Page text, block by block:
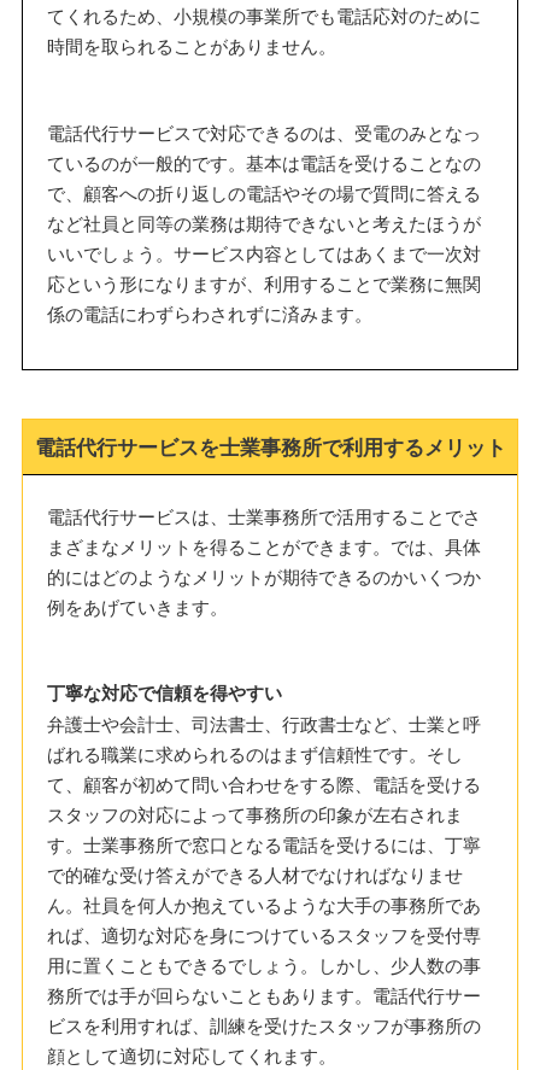
てくれるため、小規模の事業所でも電話応対のために
時間を取られることがありません。
電話代行サービスで対応できるのは、受電のみとなっ
ているのが一般的です。基本は電話を受けることなの
で、顧客への折り返しの電話やその場で質問に答える
など社員と同等の業務は期待できないと考えたほうが
いいでしょう。サービス内容としてはあくまで一次対
応という形になりますが、利用することで業務に無関
係の電話にわずらわされずに済みます。
電話代行サービスを士業事務所で利用するメリット
電話代行サービスは、士業事務所で活用することでさ
まざまなメリットを得ることができます。では、具体
的にはどのようなメリットが期待できるのかいくつか
例をあげていきます。
丁寧な対応で信頼を得やすい
弁護士や会計士、司法書士、行政書士など、士業と呼
ばれる職業に求められるのはまず信頼性です。そし
て、顧客が初めて問い合わせをする際、電話を受ける
スタッフの対応によって事務所の印象が左右されま
す。士業事務所で窓口となる電話を受けるには、丁寧
で的確な受け答えができる人材でなければなりませ
ん。社員を何人か抱えているような大手の事務所であ
れば、適切な対応を身につけているスタッフを受付専
用に置くこともできるでしょう。しかし、少人数の事
務所では手が回らないこともあります。電話代行サー
ビスを利用すれば、訓練を受けたスタッフが事務所の
顔として適切に対応してくれます。